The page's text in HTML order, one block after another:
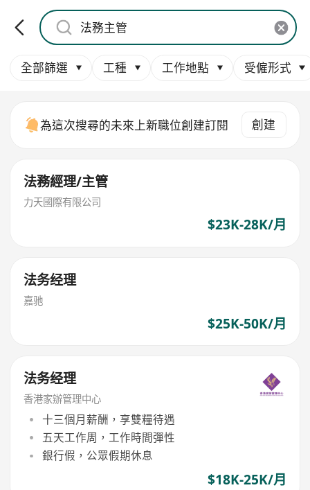
全部篩選 工種 工作地點 受僱形式
為這次搜尋的未來上新職位創建訂閱 創建
法務經理/主管
力天國際有限公司
$23K-28K/月
法务经理
嘉驰
$25K-50K/月
法务经理
香港家辦管理中心
十三個月薪酬，享雙糧待遇
五天工作周，工作時間彈性
銀行假，公眾假期休息
$18K-25K/月